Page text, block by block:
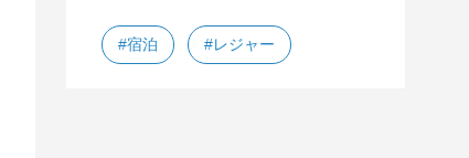
#宿泊 #レジャー